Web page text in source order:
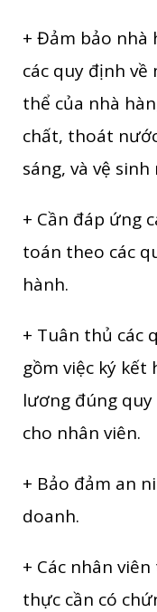
+ Đảm bảo nhà
các quy định
thể của nhà
chất, thoát
sáng, và vệ
+ Cần đáp ứng
toán theo các
hành.
+ Tuân thủ các
gồm việc ký kết
lương đúng
cho nhân viên.
+ Bảo đảm an
doanh.
+ Các nhân
thực cần có